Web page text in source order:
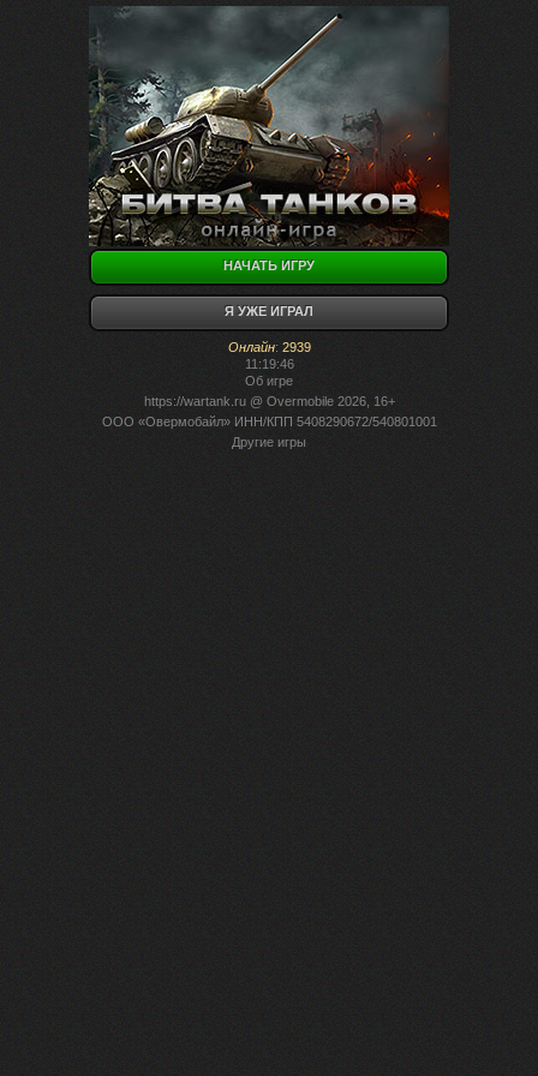
НАЧАТЬ ИГРУ
Я УЖЕ ИГРАЛ
Онлайн: 2939
11:19:46
Об игре
https://wartank.ru@ Overmobile 2026, 16+
ООО «Овермобайл» ИНН/КПП 5408290672/540801001
Другие игры